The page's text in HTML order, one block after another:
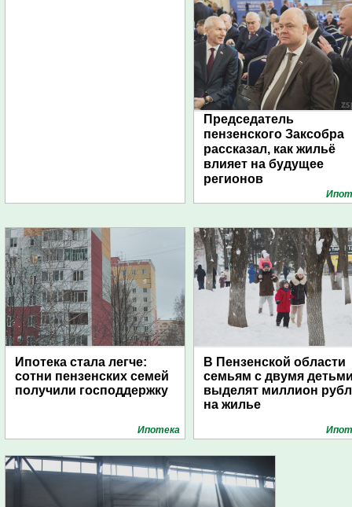
Председатель
пензенского Заксобра
рассказал, как жильё
влияет на будущее
регионов
Ипотека стала легче:
сотни пензенских семей
получили господдержку
Ипотека
В Пензенской области
семьям с двумя
выделят миллион
на жилье